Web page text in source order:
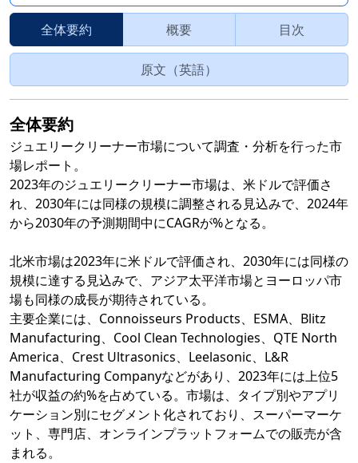
全体要約 概要 目次
原文（英語）
全体要約
ジュエリークリーナー市場について調査・分析を行った市
場レポート。
2023年のジュエリークリーナー市場は、米ドルで評価さ
れ、2030年には同様の規模に調整される見込みで、2024年
から2030年の予測期間中にCAGRが%となる。
北米市場は2023年に米ドルで評価され、2030年には同様の
規模に達する見込みで、アジア太平洋市場とヨーロッパ市
場も同様の成長が期待されている。
主要企業には、Connoisseurs Products、ESMA、Blitz
Manufacturing、Cool Clean Technologies、QTE North
America、Crest Ultrasonics、Leelasonic、L&R
Manufacturing Companyなどがあり、2023年には上位5
社が収益の約%を占めている。市場は、タイプ別やアプリ
ケーション別にセグメント化されており、スーパーマーケ
ット、専門店、オンラインプラットフォームでの販売が含
まれる。